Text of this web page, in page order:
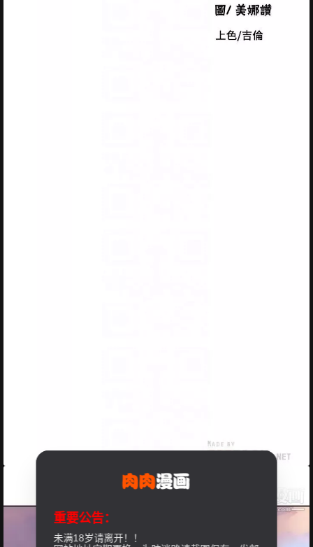
重要公告：
未满18岁请离开！！